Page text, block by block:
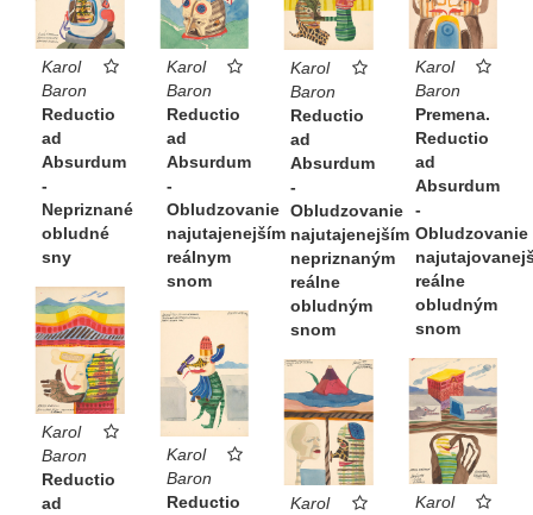
Karol
Baron
Reductio
ad
Absurdum
-
Nepriznané
obludné
sny
Karol
Baron
Reductio
ad
Absurdum
-
Obludzovanie
najutajenejším
reálnym
snom
Karol
Baron
Reductio
ad
Absurdum
-
Obludzovanie
najutajenejším
nepriznaným
reálne
obludným
snom
Karol
Baron
Premena.
Reductio
ad
Absurdum
-
Obludzovanie
reálne
obludným
snom
Karol
Baron
Reductio
ad
Karol
Baron
Reductio
Karol
Karol